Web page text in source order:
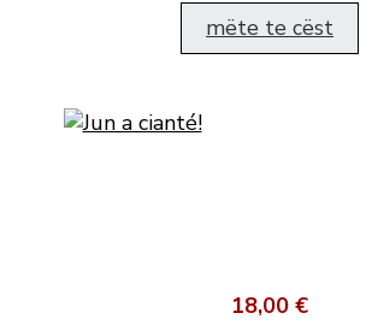
mëte te cëst
18,00 €